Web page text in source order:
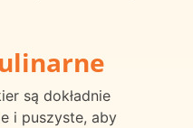
są dokładnie
i puszyste, aby